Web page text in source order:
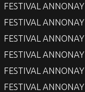
FESTIVAL
FESTIVAL
FESTIVAL
FESTIVAL
FESTIVAL
FESTIVAL